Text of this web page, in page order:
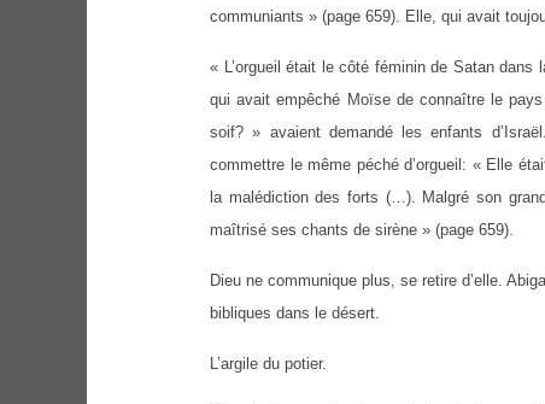
communiants » (page 659). Elle, qui avait
« L’orgueil était le côté féminin de Satan dans
qui avait empêché Moïse de connaître le
soif? » avaient demandé les enfants
commettre le même péché d’orgueil: « Elle
la malédiction des forts (…). Malgré son
maîtrisé ses chants de sirène » (page 659).
Dieu ne communique plus, se retire d’elle.
bibliques dans le désert.
L’argile du potier.